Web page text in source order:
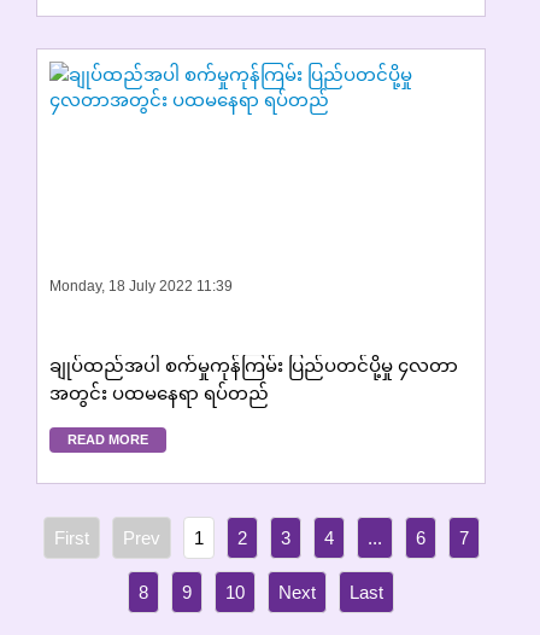
Monday, 18 July 2022 11:39
ချုပ်ထည်အပါ စက်မှုကုန်ကြမ်း ပြည်ပတင်ပို့မှု ၄လတာ
အတွင်း ပထမနေရာ ရပ်တည်
READ MORE
1 2 3 4 ... 6 7
8 9 10